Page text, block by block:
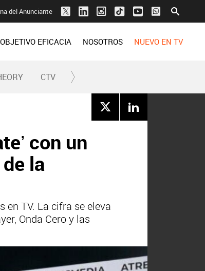
del Anunciante
OBJETIVO EFICACIA NOSOTROS NUEVO EN TV
CTV
con un
la
en TV. La cifra se eleva
Onda Cero y las